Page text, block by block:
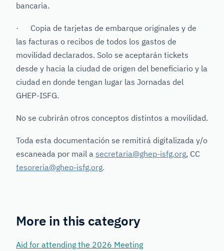
bancaria.
· Copia de tarjetas de embarque originales y de
las facturas o recibos de todos los gastos de
movilidad declarados. Solo se aceptarán tickets
desde y hacia la ciudad de origen del beneficiario y la
ciudad en donde tengan lugar las Jornadas del
GHEP-ISFG.
No se cubrirán otros conceptos distintos a movilidad.
Toda esta documentación se remitirá digitalizada y/o
escaneada por mail a secretaria@ghep-isfg.org, CC
tesoreria@ghep-isfg.org.
More in this category
Aid for attending the 2026 Meeting